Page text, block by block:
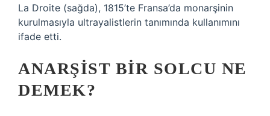
La Droite (sağda), 1815’te Fransa’da monarşinin
kurulmasıyla ultrayalistlerin tanımında kullanımını
ifade etti.
ANARŞIST BIR SOLCU NE
DEMEK?